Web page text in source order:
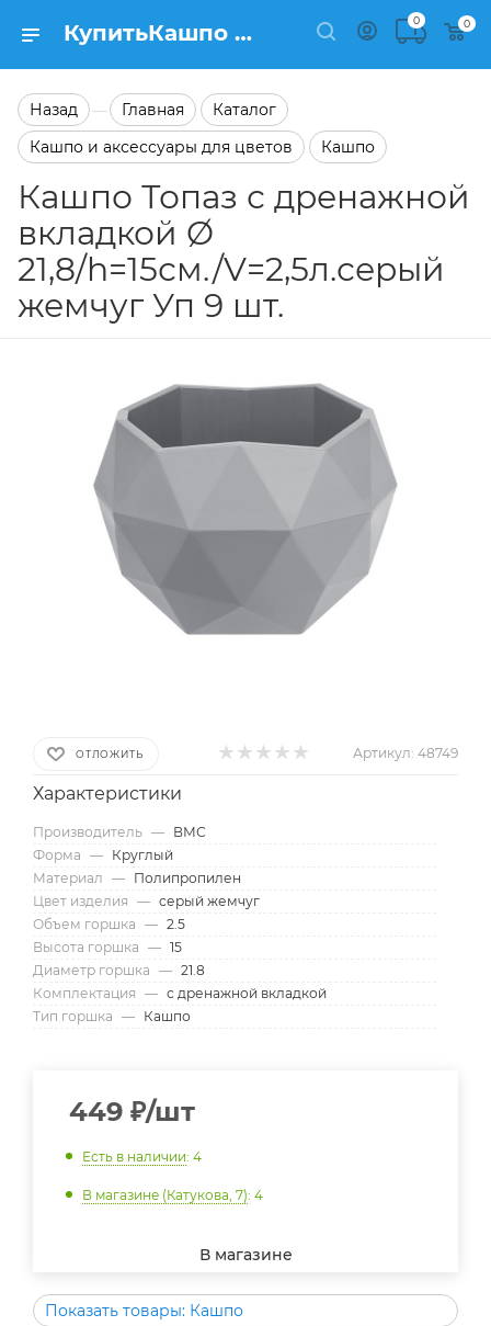
КупитьКашпо Топаз с дренажной вкладкой Ø 21,8/h=15см./V=2,5л.серый жемчуг Уп 9 шт. в каталоге Кашпо Заказать Кашпо Топаз с дренажной вкладкой Ø 21,8/h=15см./V=2,5л.серый жемчуг Уп 9 шт. в каталоге Кашпо на сайте Semfart.ru 0
0
Назад — Главная
Каталог
Кашпо и аксессуары для цветов
Кашпо
Кашпо Топаз с дренажной
вкладкой Ø
21,8/h=15см./V=2,5л.серый
жемчуг Уп 9 шт.
ОТЛОЖИТЬ Артикул: 48749
Характеристики
Производитель — ВМС
Форма — Круглый
Материал — Полипропилен
Цвет изделия — серый жемчуг
Объем горшка — 2.5
Высота горшка — 15
Диаметр горшка — 21.8
Комплектация — с дренажной вкладкой
Тип горшка — Кашпо
449 ₽/шт
Есть в наличии: 4
В магазине (Катукова, 7): 4
В магазине
Показать товары: Кашпо